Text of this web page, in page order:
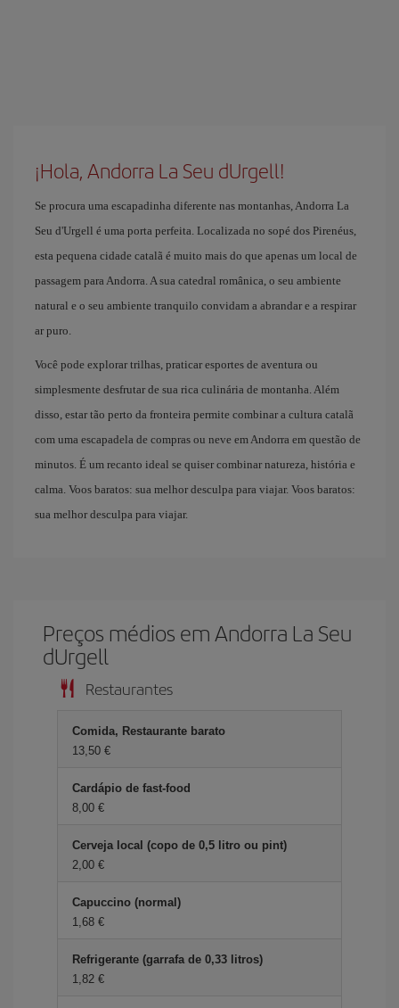
¡Hola, Andorra La Seu dUrgell!
Se procura uma escapadinha diferente nas montanhas, Andorra La
Seu d'Urgell é uma porta perfeita. Localizada no sopé dos Pirenéus,
esta pequena cidade catalã é muito mais do que apenas um local de
passagem para Andorra. A sua catedral românica, o seu ambiente
natural e o seu ambiente tranquilo convidam a abrandar e a respirar
ar puro.
Você pode explorar trilhas, praticar esportes de aventura ou
simplesmente desfrutar de sua rica culinária de montanha. Além
disso, estar tão perto da fronteira permite combinar a cultura catalã
com uma escapadela de compras ou neve em Andorra em questão de
minutos. É um recanto ideal se quiser combinar natureza, história e
calma. Voos baratos: sua melhor desculpa para viajar. Voos baratos:
sua melhor desculpa para viajar.
Preços médios em Andorra La Seu
dUrgell
Restaurantes
Comida, Restaurante barato
13,50 €
Cardápio de fast-food
8,00 €
Cerveja local (copo de 0,5 litro ou pint)
2,00 €
Capuccino (normal)
1,68 €
Refrigerante (garrafa de 0,33 litros)
1,82 €